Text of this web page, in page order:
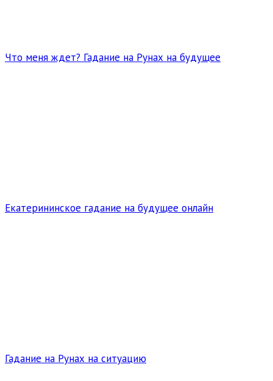
Что меня ждет? Гадание на Рунах на будущее
Екатерининское гадание на будущее онлайн
Гадание на Рунах на ситуацию